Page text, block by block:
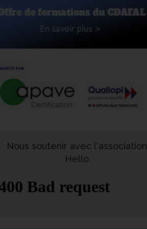
Nous soutenir avec l'association
Hello